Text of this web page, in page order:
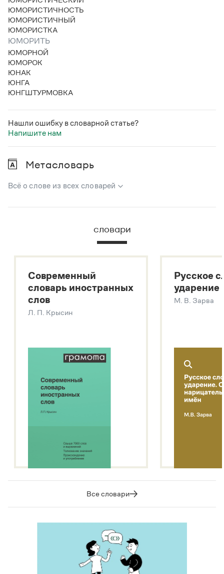
Статьи
Монологи
Интервью
Лекции и подкасты
Рекомендуем
Учебник Грамоты
Скороговорки
Издательство
Словари
Учебники и справочники
ЮМОРИСТИЧНОСТЬ
ЮМОРИСТИЧНЫЙ
ЮМОРИСТКА
ЮМОРИТЬ
ЮМОРНОЙ
ЮМОРОК
ЮНАК
ЮНГА
ЮНГШТУРМОВКА
Нашли ошибку в словарной статье?
Напишите нам
Метасловарь
Всё о слове из всех словарей
В метасловаре Грамоты в удобном виде собрана вся
Русский орфографический словарь
Большой толковый словарь русских глаголов
Современный словарь иностранных слов
Звук – технология синтеза платформы
SaluteSpeech
словари
Современный
словарь иностранных
слов
Л. П. Крысин
Русское
ударение
М. В. Зарва
Все словари